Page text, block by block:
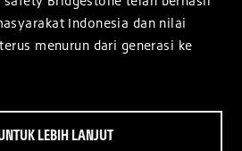
Indonesia dan nilai
menurun dari generasi ke
LEBIH LANJUT